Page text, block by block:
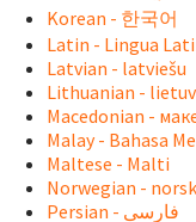
Korean - 한국어
Latin - Lingua
Latvian - latviešu
Lithuanian -
Macedonian -
Malay - Bahasa
Maltese - Malti
Norwegian - norsk